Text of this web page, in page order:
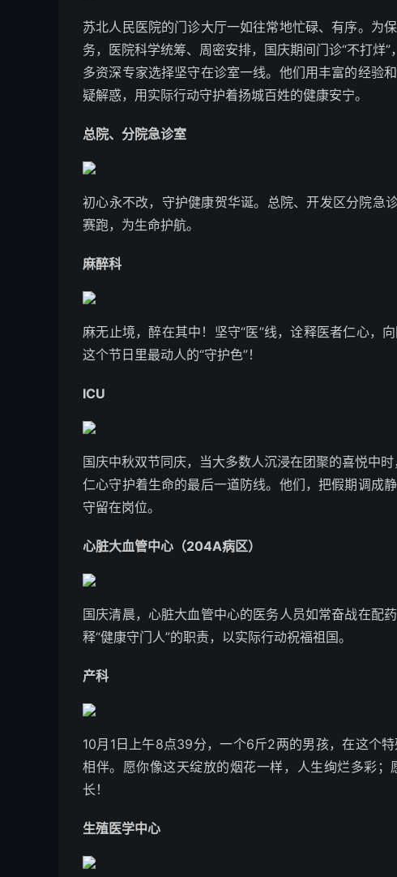
苏北人民医院的门诊大厅一如往常地忙碌、有序。为
务，医院科学统筹、周密安排，国庆期间门诊“不打烊
多资深专家选择坚守在诊室一线。他们用丰富的经验
疑解惑，用实际行动守护着扬城百姓的健康安宁。
总院、分院急诊室
初心永不改，守护健康贺华诞。总院、开发区分院急
赛跑，为生命护航。
麻醉科
麻无止境，醉在其中！坚守“医”线，诠释医者仁心，
这个节日里最动人的“守护色”！
ICU
国庆中秋双节同庆，当大多数人沉浸在团聚的喜悦中
仁心守护着生命的最后一道防线。他们，把假期调成
守留在岗位。
心脏大血管中心（204A病区）
国庆清晨，心脏大血管中心的医务人员如常奋战在配
释“健康守门人”的职责，以实际行动祝福祖国。
产科
10月1日上午8点39分，一个6斤2两的男孩，在这个
相伴。愿你像这天绽放的烟花一样，人生绚烂多彩
长！
生殖医学中心